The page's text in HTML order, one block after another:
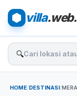
villa
🔍
HOME/DESTINASI/